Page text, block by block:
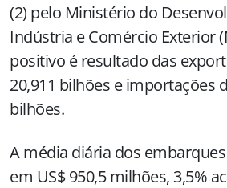
(2) pelo Ministério do
Indústria e Comércio Exterior
positivo é resultado das
20,911 bilhões e importações
bilhões.
A média diária dos
em US$ 950,5 milhões, 3,5%